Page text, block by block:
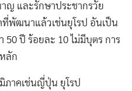
ญ และรักษาประชากรวัย
ที่พัฒนาแล้วเช่นยุโรป อันเป็น
ปี ร้อยละ 10 ไม่มีบุตร การ
ลัก
ภาคเช่นญี่ปุ่น ยุโรป